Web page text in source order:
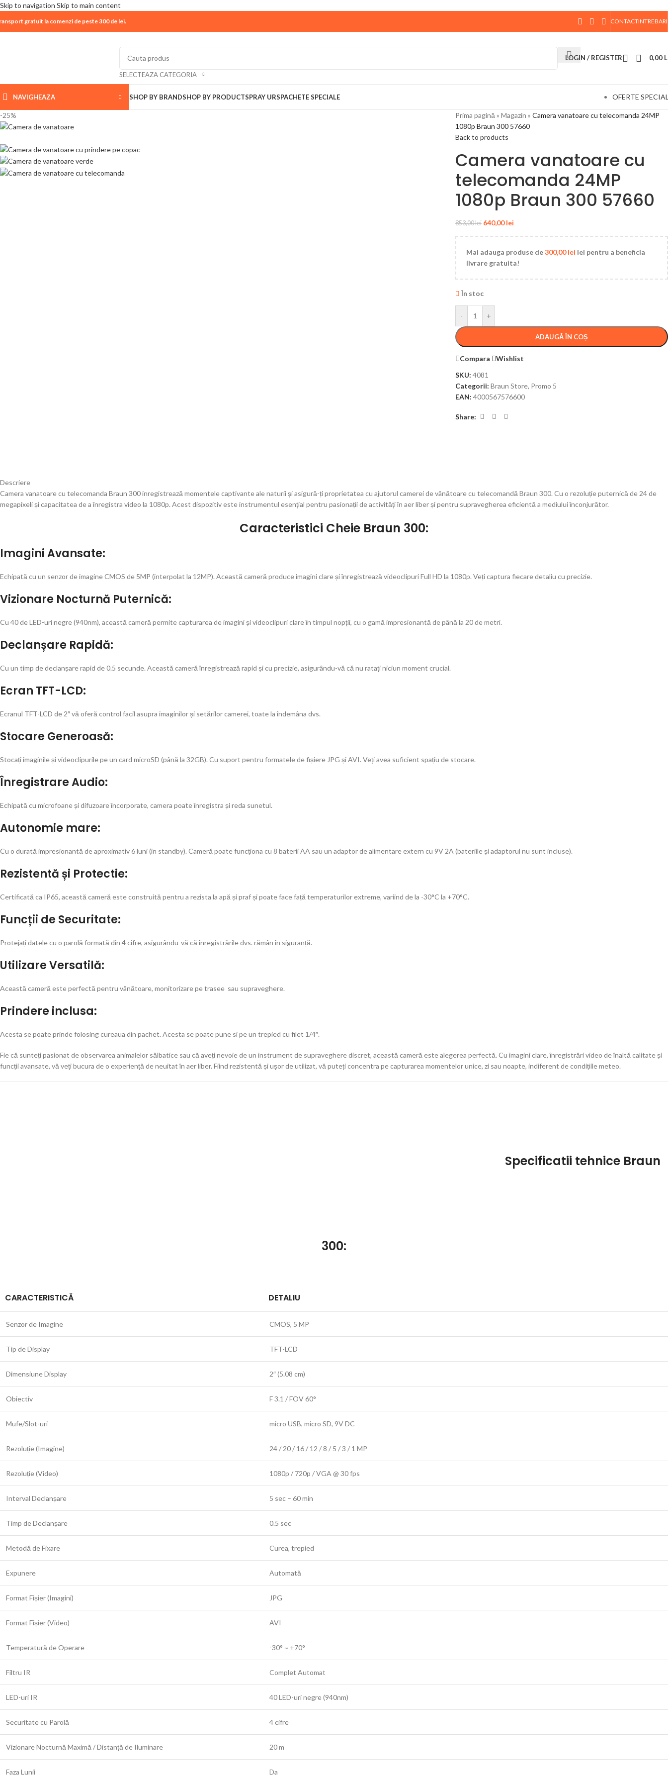
Skip to navigation Skip to main content
| 📦 Program livrari|In perioada11 August - 18 August,magazinul KPRO este inchis. Comenziile plasate pana in data de 10 August, la ora 15:00, vor fi expediate. Va
multumim pentru intelegere!
gratuit la comenzi de peste 300 de lei. CONTACTINTREBARI
SELECTEAZA CATEGORIA
LOGIN / REGISTER 0,00
NAVIGHEAZA SHOP BY BRANDSHOP BY PRODUCTSPRAY URSPACHETE SPECIALE OFERTE
-25% Prima pagină » Magazin » Camera vanatoare cu telecomanda 24MP
1080p Braun 300 57660
Back to products
Camera vanatoare cu
telecomanda 24MP
1080p Braun 300 57660
853,00lei 640,00lei
Mai adauga produse de300,00lei lei pentru a beneficia
livrare gratuita!
În stoc
- +
ADAUGĂ ÎN COȘ
Compara
Wishlist
SKU: 4081
Categorii: Braun Store, Promo 5
EAN: 4000567576600
Share:
Descriere
Camera vanatoare cu telecomanda Braun 300 inregistrează momentele captivante ale naturii și asigură-ți proprietatea cu ajutorul camerei de vânătoare cu telecomandă Braun 300. Cu o rezoluție puternică de 24 de
megapixeli și capacitatea de a înregistra video la 1080p. Acest dispozitiv este instrumentul esențial pentru pasionații de activități în aer liber și pentru supravegherea eficientă a mediului înconjurător.
Caracteristici Cheie Braun 300:
Imagini Avansate:
Echipată cu un senzor de imagine CMOS de 5MP (interpolat la 12MP). Această cameră produce imagini clare și înregistrează videoclipuri Full HD la 1080p. Veți captura fiecare detaliu cu precizie.
Vizionare Nocturnă Puternică:
Cu 40 de LED-uri negre (940nm), această cameră permite capturarea de imagini și videoclipuri clare în timpul nopții, cu o gamă impresionantă de până la 20 de metri.
Declanșare Rapidă:
Cu un timp de declanșare rapid de 0.5 secunde. Această cameră înregistrează rapid și cu precizie, asigurându-vă că nu ratați niciun moment crucial.
Ecran TFT-LCD:
Ecranul TFT-LCD de 2″ vă oferă control facil asupra imaginilor și setărilor camerei, toate la îndemâna dvs.
Stocare Generoasă:
Stocați imaginile și videoclipurile pe un card microSD (până la 32GB). Cu suport pentru formatele de fișiere JPG și AVI. Veți avea suficient spațiu de stocare.
Înregistrare Audio:
Echipată cu microfoane și difuzoare încorporate, camera poate înregistra și reda sunetul.
Autonomie mare:
Cu o durată impresionantă de aproximativ 6 luni (in standby). Cameră poate funcționa cu 8 baterii AA sau un adaptor de alimentare extern cu 9V 2A (bateriile și adaptorul nu sunt incluse).
Rezistentă și Protectie:
Certificată ca IP65, această cameră este construită pentru a rezista la apă și praf și poate face față temperaturilor extreme, variind de la -30°C la +70°C.
Funcții de Securitate:
Protejați datele cu o parolă formată din 4 cifre, asigurându-vă că înregistrările dvs. rămân în siguranță.
Utilizare Versatilă:
Această cameră este perfectă pentru vânătoare, monitorizare pe trasee sau supraveghere.
Prindere inclusa:
Acesta se poate prinde folosing cureaua din pachet. Acesta se poate pune si pe un trepied cu filet 1/4″.
Fie că sunteți pasionat de observarea animalelor sălbatice sau că aveți nevoie de un instrument de supraveghere discret, această cameră este alegerea perfectă. Cu imagini clare, înregistrări video de înaltă calitate și
funcții avansate, vă veți bucura de o experiență de neuitat în aer liber. Fiind rezistentă și ușor de utilizat, vă puteți concentra pe capturarea momentelor unice, zi sau noapte, indiferent de condițiile meteo.
Specificatii tehnice Braun
300:
CARACTERISTICĂ DETALIU
Senzor de Imagine CMOS, 5 MP
Tip de Display TFT-LCD
Dimensiune Display 2″ (5.08 cm)
Obiectiv F 3.1 / FOV 60°
Mufe/Slot-uri micro USB, micro SD, 9V DC
Rezoluție (Imagine) 24 / 20 / 16 / 12 / 8 / 5 / 3 / 1 MP
Rezoluție (Video) 1080p / 720p / VGA @ 30 fps
Interval Declanșare 5 sec – 60 min
Timp de Declanșare 0.5 sec
Metodă de Fixare Curea, trepied
Expunere Automată
Format Fișier (Imagini) JPG
Format Fișier (Video) AVI
Temperatură de Operare -30° ~ +70°
Filtru IR Complet Automat
LED-uri IR 40 LED-uri negre (940nm)
Securitate cu Parolă 4 cifre
Vizionare Nocturnă Maximă / Distanță de Iluminare 20 m
Faza Lunii Da